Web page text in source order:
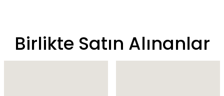
Birlikte Satın Alınanlar